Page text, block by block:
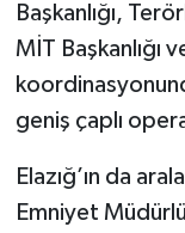
Başkanlığı,
MİT Başkanlığı
geniş çaplı
Elazığ’ın da
Emniyet
SİYASET
SPOR
YAŞAM